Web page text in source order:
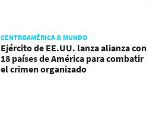
CENTROAMÉRICA & MUNDO
Ejército de EE.UU. lanza alianza con
18 países de América para combatir
el crimen organizado